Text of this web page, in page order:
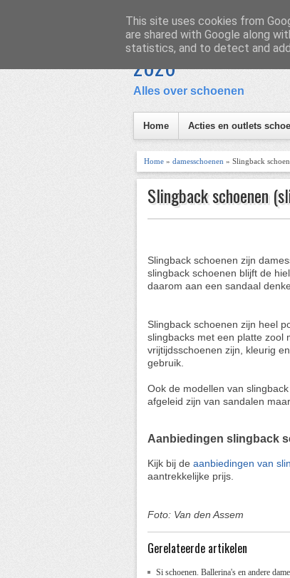
Homepage Inhoud
Schoen en Laars
2026
Alles over schoenen
Home Acties en outlets
Home » damesschoenen » Slingback
Slingback schoenen
Slingback schoenen zijn
slingback schoenen blijft de
daarom aan een sandaal
Slingback schoenen zijn heel
slingbacks met een platte zool
vrijtijdsschoenen zijn, kleurig
gebruik.
Ook de modellen van
afgeleid zijn van sandalen
Aanbiedingen slingback
Kijk bij de aanbiedingen van
aantrekkelijke prijs.
Foto: Van den Assem
Gerelateerde artikelen
Si schoenen. Ballerina's en andere
This site uses cookies from
are shared with Google along
statistics, and to detect and